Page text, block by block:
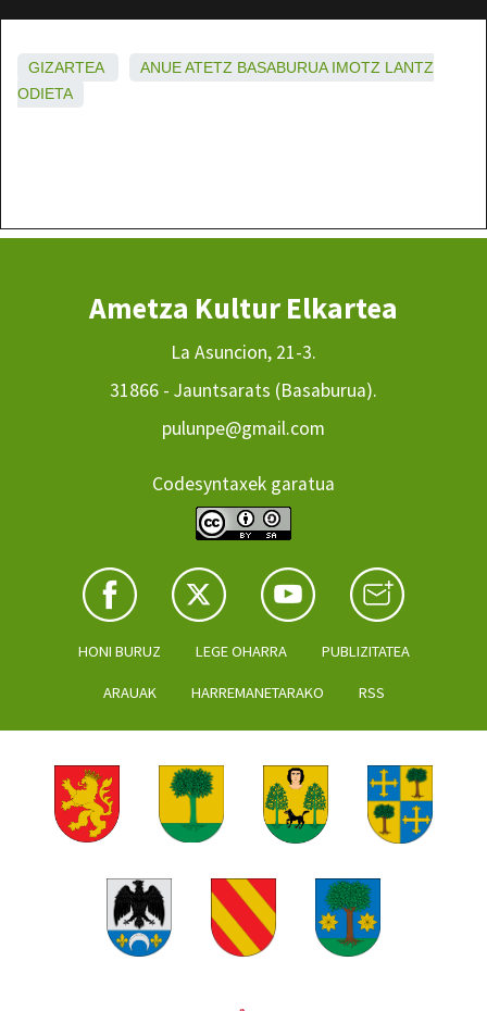
GIZARTEA ANUEATETZ BASABURUA IMOTZ LANTZ
ODIETA
Ametza Kultur Elkartea
La Asuncion, 21-3.
31866 - Jauntsarats (Basaburua).
pulunpe@gmail.com
Codesyntaxek garatua
HONI BURUZ LEGE OHARRA PUBLIZITATEA
ARAUAK HARREMANETARAKO RSS